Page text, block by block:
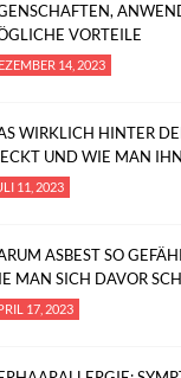
VORTEILE
14, 2023
WIRKLICH HINTER
UND WIE MAN
11, 2023
ASBEST SO
MAN SICH DAVOR
17, 2023